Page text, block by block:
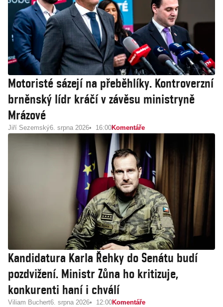
Motoristé sázejí na přeběhlíky. Kontroverzní
brněnský lídr kráčí v závěsu ministryně
Mrázové
Jiří Sezemský6. srpna 2026 16:00Komentáře
Kandidatura Karla Řehky do Senátu budí
pozdvižení. Ministr Zůna ho kritizuje,
konkurenti haní i chválí
Viliam Buchert6. srpna 2026 12:00Komentáře